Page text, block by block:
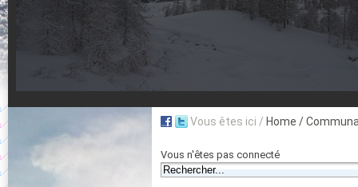
Aujourd'hui : T° Min :°C T° Max : °C |
Suivez en direct l'actualité des stations
Vous êtes ici / Home /
Vous n'êtes pas connecté